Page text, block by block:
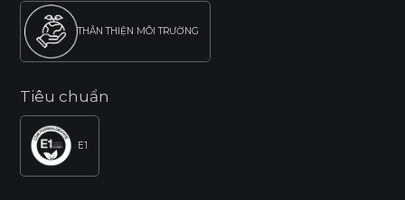
THÂN THIỆN MÔI TRƯỜNG
Tiêu chuẩn
E1